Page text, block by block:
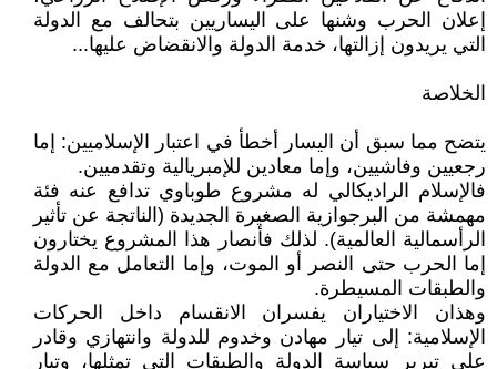
إعلان الحرب وشنها على اليساريين بتحالف مع الدولة
التي يريدون إزالتها، خدمة الدولة والانقضاض عليها...
الخلاصة
يتضح مما سبق أن اليسار أخطأ في اعتبار الإسلاميين: إما
رجعيين وفاشيين، وإما معادين للإمبريالية وتقدميين.
فالإسلام الراديكالي له مشروع طوباوي تدافع عنه فئة
مهمشة من البرجوازية الصغيرة الجديدة (الناتجة عن تأثير
الرأسمالية العالمية). لذلك فأنصار هذا المشروع يختارون
إما الحرب حتى النصر أو الموت، وإما التعامل مع الدولة
والطبقات المسيطرة.
وهذان الاختياران يفسران الانقسام داخل الحركات
الإسلامية: إلى تيار مهادن وخدوم للدولة وانتهازي وقادر
على تبرير سياسة الدولة والطبقات التي تمثلها، وتيار